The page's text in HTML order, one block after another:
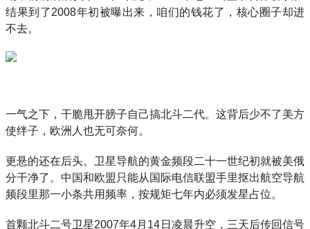
结果到了2008年初被曝出来，咱们的钱花了，核心圈子却进
不去。
一气之下，干脆甩开膀子自己搞北斗二代。这背后少不了美方
使绊子，欧洲人也无可奈何。
更悬的还在后头。卫星导航的黄金频段二十一世纪初就被美俄
分干净了。中国和欧盟只能从国际电信联盟手里抠出航空导航
频段里那一小条共用频率，按规矩七年内必须发星占位。
首颗北斗二号卫星2007年4月14日凌晨升空，三天后传回信号